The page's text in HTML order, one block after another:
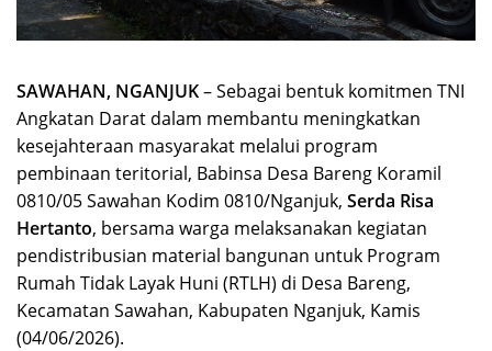
SAWAHAN, NGANJUK– Sebagai bentuk komitmen TNI
Angkatan Darat dalam membantu meningkatkan
kesejahteraan masyarakat melalui program
pembinaan teritorial, Babinsa Desa Bareng Koramil
0810/05 Sawahan Kodim 0810/Nganjuk, Serda Risa
Hertanto, bersama warga melaksanakan kegiatan
pendistribusian material bangunan untuk Program
Rumah Tidak Layak Huni (RTLH) di Desa Bareng,
Kecamatan Sawahan, Kabupaten Nganjuk, Kamis
(04/06/2026).